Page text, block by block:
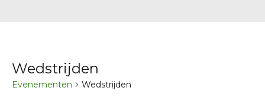
Wedstrijden
Evenementen Wedstrijden